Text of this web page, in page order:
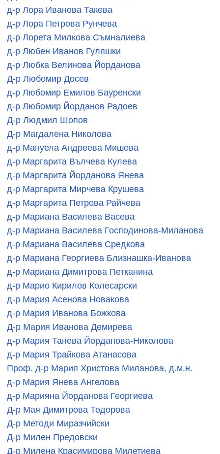
д-р Лора Иванова Такева
д-р Лора Петрова Рунчева
д-р Лорета Милкова Съмналиева
д-р Любен Иванов Гуляшки
д-р Любка Велинова Йорданова
Д-р Любомир Досев
д-р Любомир Емилов Бауренски
д-р Любомир Йорданов Радоев
Д-р Людмил Шопов
Д-р Магдалена Николова
д-р Мануела Андреева Мишева
д-р Маргарита Вълчева Кулева
д-р Маргарита Йорданова Янева
д-р Маргарита Мирчева Крушева
д-р Маргарита Петрова Райчева
д-р Мариана Василева Васева
д-р Мариана Василева Господинова-Миланова
д-р Мариана Василева Средкова
д-р Мариана Георгиева Близнашка-Иванова
д-р Мариана Димитрова Петканина
д-р Марио Кирилов Колесарски
д-р Мария Асенова Новакова
д-р Мария Иванова Божкова
Д-р Мария Иванова Демирева
д-р Мария Танева Йорданова-Николова
д-р Мария Трайкова Атанасова
Проф. д-р Мария Христова Миланова, д.м.н.
д-р Мария Янева Ангелова
д-р Марияна Йорданова Георгиева
Д-р Мая Димитрова Тодорова
Д-р Методи Миразчийски
Д-р Милен Предовски
Д-р Милена Красимирова Милетиева